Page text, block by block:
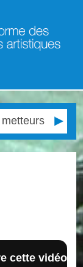
cette vidéo